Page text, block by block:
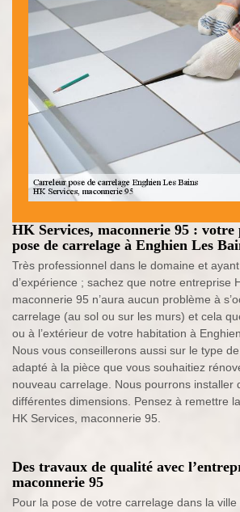
HK Services, maconnerie 95 : votre
pose de carrelage à Enghien Les
Très professionnel dans le domaine et
d’expérience ; sachez que notre entreprise
maconnerie 95 n’aura aucun problème à
carrelage (au sol ou sur les murs) et cela
ou à l’extérieur de votre habitation à
Nous vous conseillerons aussi sur le type
adapté à la pièce que vous souhaitiez
nouveau carrelage. Nous pourrons installer
différentes dimensions. Pensez à remettre
HK Services, maconnerie 95.
Des travaux de qualité avec
maconnerie 95
Pour la pose de votre carrelage dans la